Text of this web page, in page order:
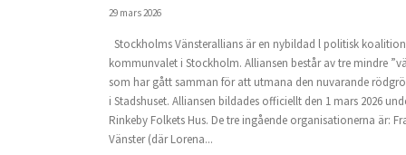
29 mars 2026
Stockholms Vänsterallians är en nybildad l politisk
kommunvalet i Stockholm. Alliansen består av tre mindre
som har gått samman för att utmana den nuvarande
i Stadshuset. Alliansen bildades officiellt den 1 mars 2026
Rinkeby Folkets Hus. De tre ingående organisationerna är:
Vänster (där Lorena...